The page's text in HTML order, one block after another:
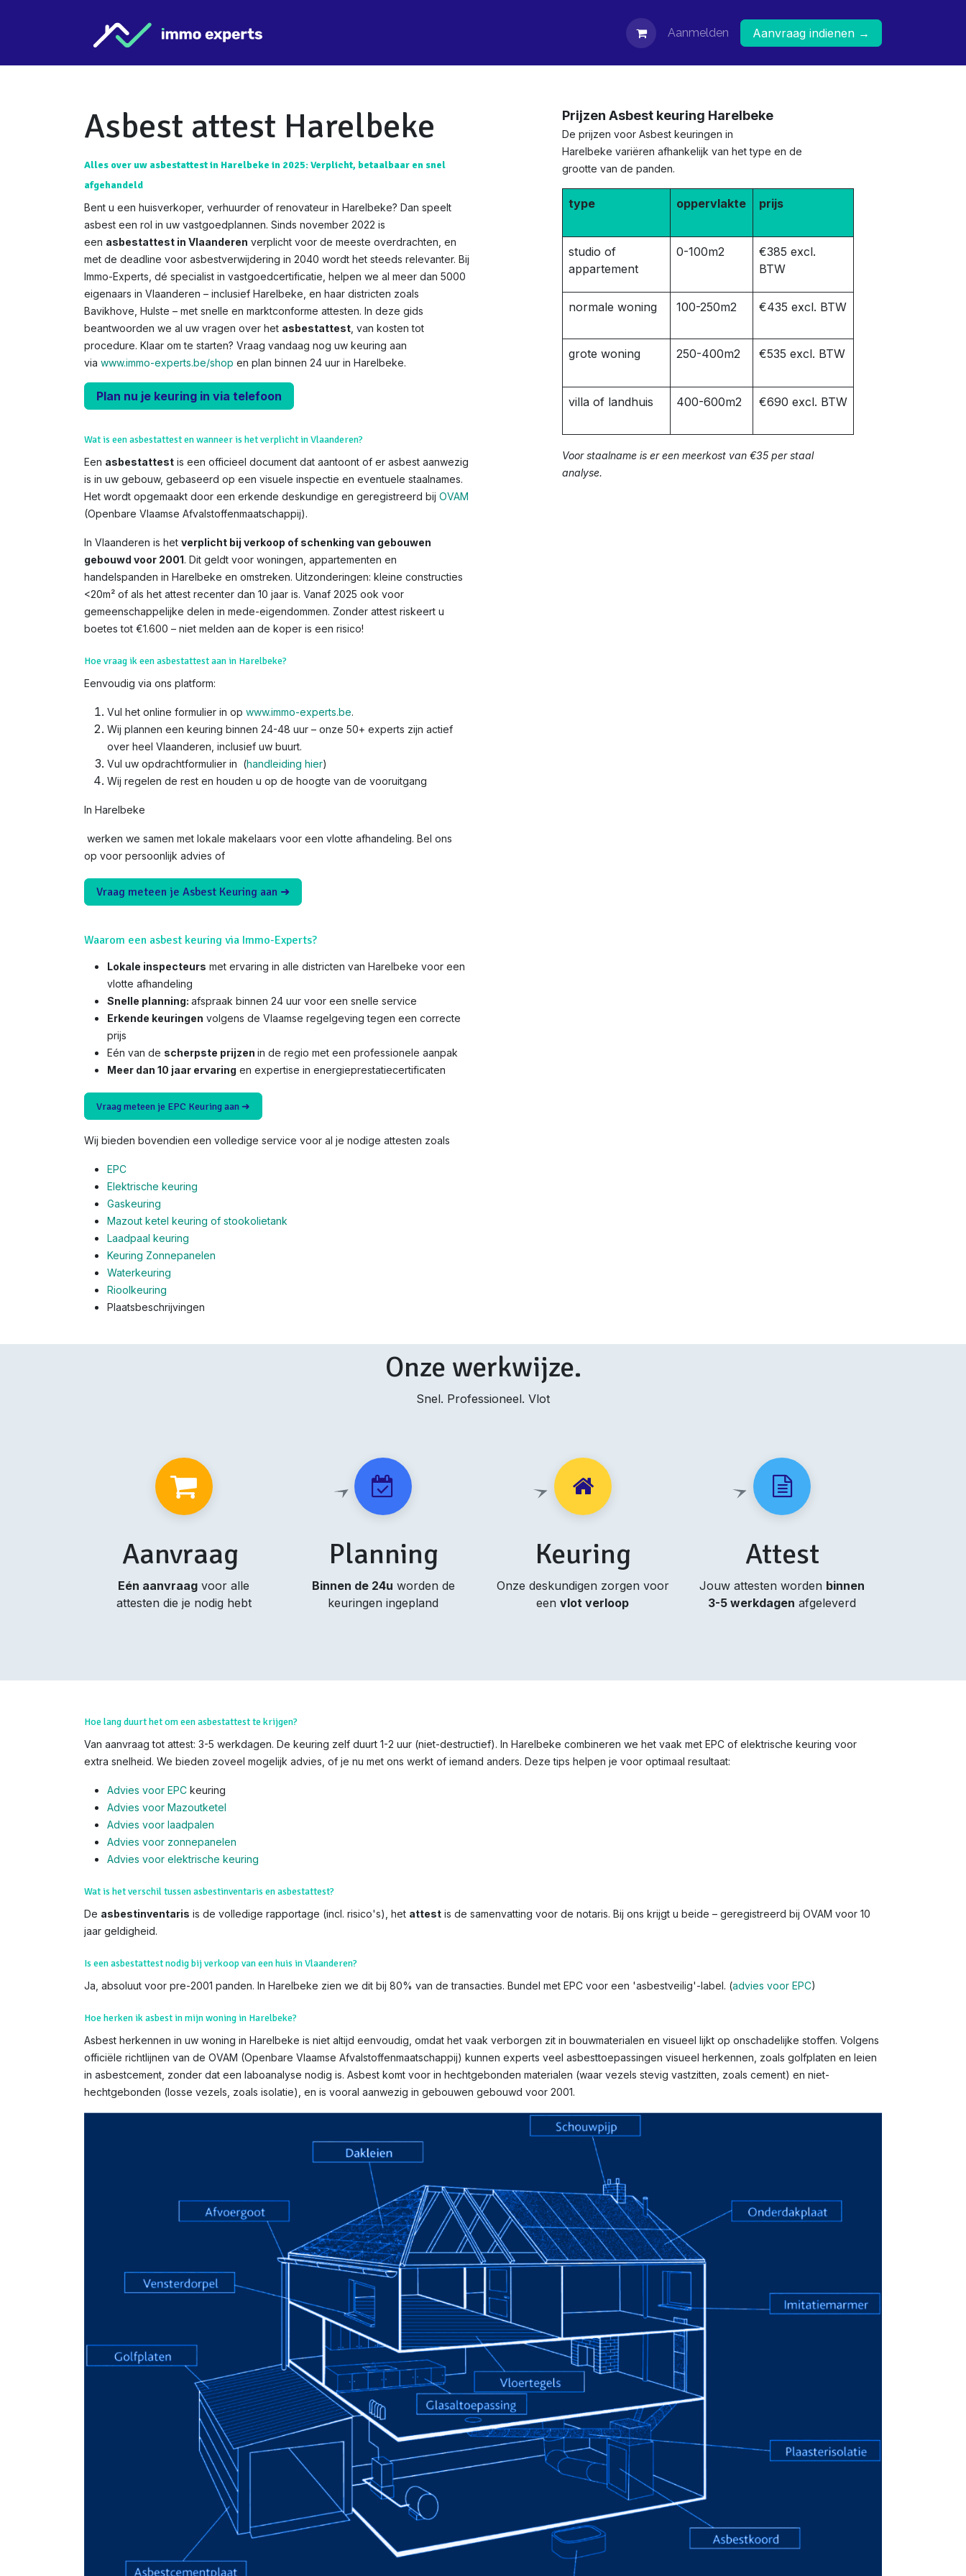
Contact Aanmelden Aanvraag indienen →
Asbest attest Harelbeke
Alles over uw asbestattest in Harelbeke in 2025: Verplicht, betaalbaar en snel
afgehandeld
Bent u een huisverkoper, verhuurder of renovateur in Harelbeke? Dan speelt
asbest een rol in uw vastgoedplannen. Sinds november 2022 is
een asbestattest in Vlaanderen verplicht voor de meeste overdrachten, en
met de deadline voor asbestverwijdering in 2040 wordt het steeds relevanter. Bij
Immo-Experts, dé specialist in vastgoedcertificatie, helpen we al meer dan 5000
eigenaars in Vlaanderen – inclusief Harelbeke, en haar districten zoals
Bavikhove, Hulste – met snelle en marktconforme attesten. In deze gids
beantwoorden we al uw vragen over het asbestattest , van kosten tot
procedure. Klaar om te starten? Vraag vandaag nog uw keuring aan
via www.immo-experts.be/shop en plan binnen 24 uur in Harelbeke.
Plan nu je keuring in via telefoon
Wat is een asbestattest en wanneer is het verplicht in Vlaanderen?
Een asbestattest is een officieel document dat aantoont of er asbest aanwezig
is in uw gebouw, gebaseerd op een visuele inspectie en eventuele staalnames.
Het wordt opgemaakt door een erkende deskundige en geregistreerd bij OVAM
(Openbare Vlaamse Afvalstoffenmaatschappij).
In Vlaanderen is het verplicht bij verkoop of schenking van gebouwen
gebouwd voor 2001. Dit geldt voor woningen, appartementen en
handelspanden in Harelbeke en omstreken. Uitzonderingen: kleine constructies
<20m² of als het attest recenter dan 10 jaar is. Vanaf 2025 ook voor
gemeenschappelijke delen in mede-eigendommen. Zonder attest riskeert u
boetes tot €1.600 – niet melden aan de koper is een risico!​
Hoe vraag ik een asbestattest aan in Harelbeke?
Eenvoudig via ons platform:
Vul het online formulier in op www.immo-experts.be.
Wij plannen een keuring binnen 24-48 uur – onze 50+ experts zijn actief
over heel Vlaanderen, inclusief uw buurt.
Vul uw opdrachtformulier in (handleiding hier)
Wij regelen de rest en houden u op de hoogte van de vooruitgang
In Harelbeke
werken we samen met lokale makelaars voor een vlotte afhandeling. Bel ons
op voor persoonlijk advies of
Vraag meteen je Asbest Keuring aan ➜
Waarom een asbest keuring via Immo-Experts?
Lokale inspecteurs met ervaring in alle districten van Harelbeke voor een
vlotte afhandeling
Snelle planning: afspraak binnen 24 uur voor een snelle service
Erkende keuringen volgens de Vlaamse regelgeving tegen een correcte
prijs
Eén van de scherpste prijzen in de regio met een professionele aanpak
Meer dan 10 jaar ervaring en expertise in energieprestatiecertificaten
Vraag meteen je EPC Keuring aan ➜
Wij bieden bovendien een volledige service voor al je nodige attesten zoals
EPC
Elektrische keuring
Gaskeuring
Mazout ketel keuring of stookolietank
Laadpaal keuring
Keuring Zonnepanelen
Waterkeuring
Rioolkeuring
Plaatsbeschrijvingen
Prijzen Asbest keuring Harelbeke
De prijzen voor Asbest keuringen in
Harelbeke variëren afhankelijk van het type en de
grootte van de panden.
type oppervlakte prijs
studio of
appartement
0-100m2
€385 excl.
BTW
normale woning 100-250m2 €435 excl. BTW
grote woning 250-400m2 €535 excl. BTW
villa of landhuis 400-600m2 €690 excl. BTW
Voor staalname is er een meerkost van €35 per staal
analyse.
Onze werkwijze.
Snel. Professioneel. Vlot
Aanvraag
Eén aanvraag voor alle
attesten die je nodig hebt
Planning
Binnen de 24u worden de
keuringen ingepland
Keuring
Onze deskundigen zorgen voor
eenvlot verloop
Attest
Jouw attesten worden binnen
3-5 werkdagen afgeleverd
Hoe lang duurt het om een asbestattest te krijgen?
Van aanvraag tot attest: 3-5 werkdagen. De keuring zelf duurt 1-2 uur (niet-destructief). In Harelbeke combineren we het vaak met EPC of elektrische keuring voor
extra snelheid. We bieden zoveel mogelijk advies, of je nu met ons werkt of iemand anders. Deze tips helpen je voor optimaal resultaat:
Advies voor EPC keuring
Advies voor Mazoutketel
Advies voor laadpalen
Advies voor zonnepanelen
Advies voor elektrische keuring
Wat is het verschil tussen asbestinventaris en asbestattest?
De asbestinventaris is de volledige rapportage (incl. risico's), het attest is de samenvatting voor de notaris. Bij ons krijgt u beide – geregistreerd bij OVAM voor 10
jaar geldigheid.
Is een asbestattest nodig bij verkoop van een huis in Vlaanderen?
Ja, absoluut voor pre-2001 panden. In Harelbeke zien we dit bij 80% van de transacties. Bundel met EPC voor een 'asbestveilig'-label. (advies voor EPC)
Hoe herken ik asbest in mijn woning in Harelbeke?
Asbest herkennen in uw woning in Harelbeke is niet altijd eenvoudig, omdat het vaak verborgen zit in bouwmaterialen en visueel lijkt op onschadelijke stoffen. Volgens
officiële richtlijnen van de OVAM (Openbare Vlaamse Afvalstoffenmaatschappij) kunnen experts veel asbesttoepassingen visueel herkennen, zoals golfplaten en leien
in asbestcement, zonder dat een laboanalyse nodig is. Asbest komt voor in hechtgebonden materialen (waar vezels stevig vastzitten, zoals cement) en niet-
hechtgebonden (losse vezels, zoals isolatie), en is vooral aanwezig in gebouwen gebouwd voor 2001.